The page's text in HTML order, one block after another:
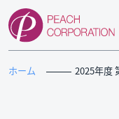
ホーム 2025年度